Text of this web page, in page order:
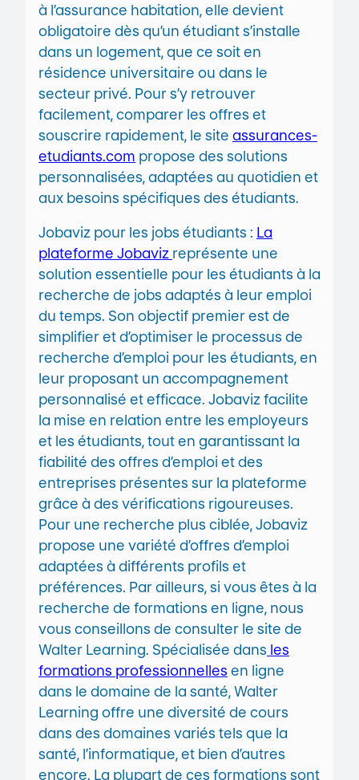
à l’assurance habitation, elle devient
obligatoire dès qu’un étudiant s’installe
dans un logement, que ce soit en
résidence universitaire ou dans le
secteur privé. Pour s’y retrouver
facilement, comparer les offres et
souscrire rapidement, le site assurances-
etudiants.com propose des solutions
personnalisées, adaptées au quotidien et
aux besoins spécifiques des étudiants.
Jobaviz pour les jobs étudiants : La
plateforme Jobaviz représente une
solution essentielle pour les étudiants à la
recherche de jobs adaptés à leur emploi
du temps. Son objectif premier est de
simplifier et d’optimiser le processus de
recherche d’emploi pour les étudiants, en
leur proposant un accompagnement
personnalisé et efficace. Jobaviz facilite
la mise en relation entre les employeurs
et les étudiants, tout en garantissant la
fiabilité des offres d’emploi et des
entreprises présentes sur la plateforme
grâce à des vérifications rigoureuses.
Pour une recherche plus ciblée, Jobaviz
propose une variété d’offres d’emploi
adaptées à différents profils et
préférences. Par ailleurs, si vous êtes à la
recherche de formations en ligne, nous
vous conseillons de consulter le site de
Walter Learning. Spécialisée dans les
formations professionnelles en ligne
dans le domaine de la santé, Walter
Learning offre une diversité de cours
dans des domaines variés tels que la
santé, l’informatique, et bien d’autres
encore. La plupart de ces formations sont